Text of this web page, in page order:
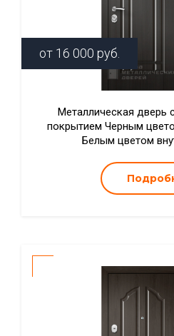
от 16 000 руб.
Металлическая дверь
покрытием Черным
Белым цветом